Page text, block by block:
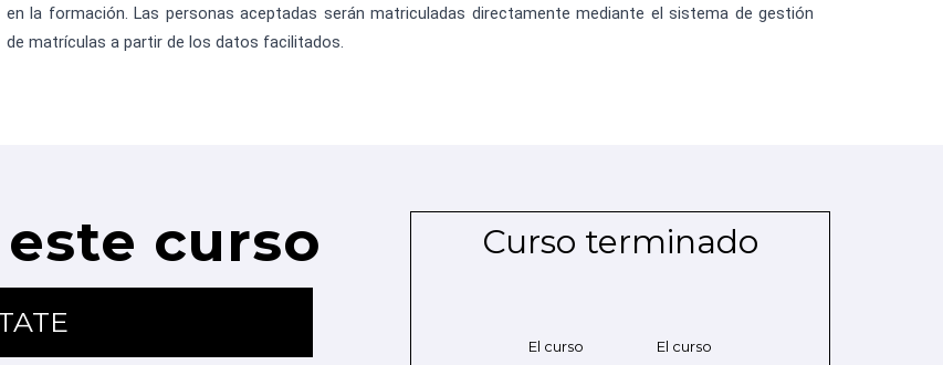
en la formación. Las personas aceptadas serán matriculadas directamente mediante el sistema de gestión
de matrículas a partir de los datos facilitados.
curso Curso terminado
El curso
El curso